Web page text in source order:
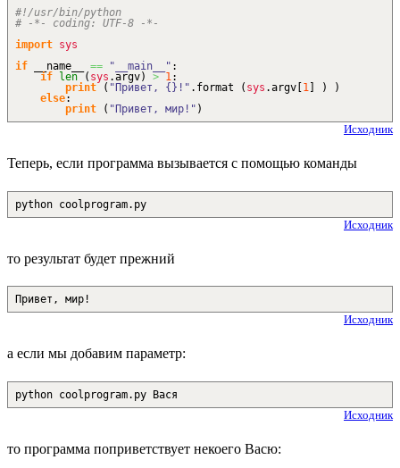
#!/usr/bin/python
# -*- coding: UTF-8 -*-
import sys
if __name__ == "__main__" :
if
len ( sys .argv) > 1:
print
( "Привет, {}!" . format ( sys .argv 1 )
)
else:
print
( "Привет, мир!" )
Исходник
Теперь, если программа вызывается с помощью команды
python coolprogram.py
Исходник
то результат будет прежний
Привет, мир!
Исходник
а если мы добавим параметр:
python coolprogram.py Вася
Исходник
то программа поприветствует некоего Васю: